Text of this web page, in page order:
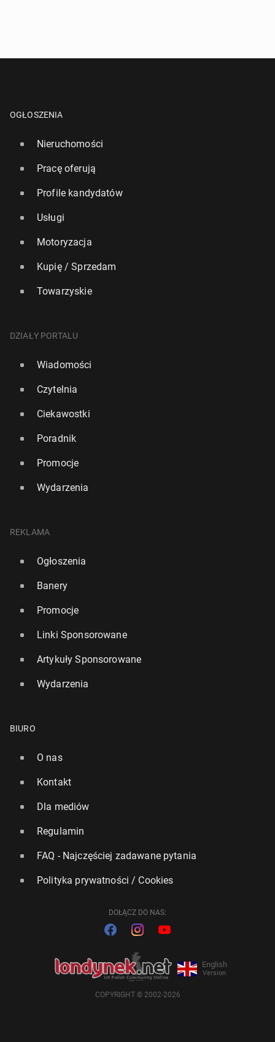
OGŁOSZENIA
Nieruchomości
Pracę oferują
Profile kandydatów
Usługi
Motoryzacja
Kupię / Sprzedam
Towarzyskie
DZIAŁY PORTALU
Wiadomości
Czytelnia
Ciekawostki
Poradnik
Promocje
Wydarzenia
REKLAMA
Ogłoszenia
Banery
Promocje
Linki Sponsorowane
Artykuły Sponsorowane
Wydarzenia
BIURO
O nas
Kontakt
Dla mediów
Regulamin
FAQ - Najczęściej zadawane pytania
Polityka prywatności / Cookies
DOŁĄCZ DO NAS:
English
Version
COPYRIGHT © 2002-2026